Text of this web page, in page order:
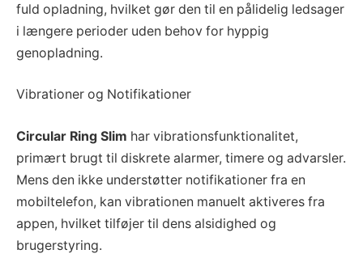
fuld opladning, hvilket gør den til en pålidelig ledsager
i længere perioder uden behov for hyppig
genopladning.
Vibrationer og Notifikationer
Circular Ring Slim har vibrationsfunktionalitet,
primært brugt til diskrete alarmer, timere og advarsler.
Mens den ikke understøtter notifikationer fra en
mobiltelefon, kan vibrationen manuelt aktiveres fra
appen, hvilket tilføjer til dens alsidighed og
brugerstyring.